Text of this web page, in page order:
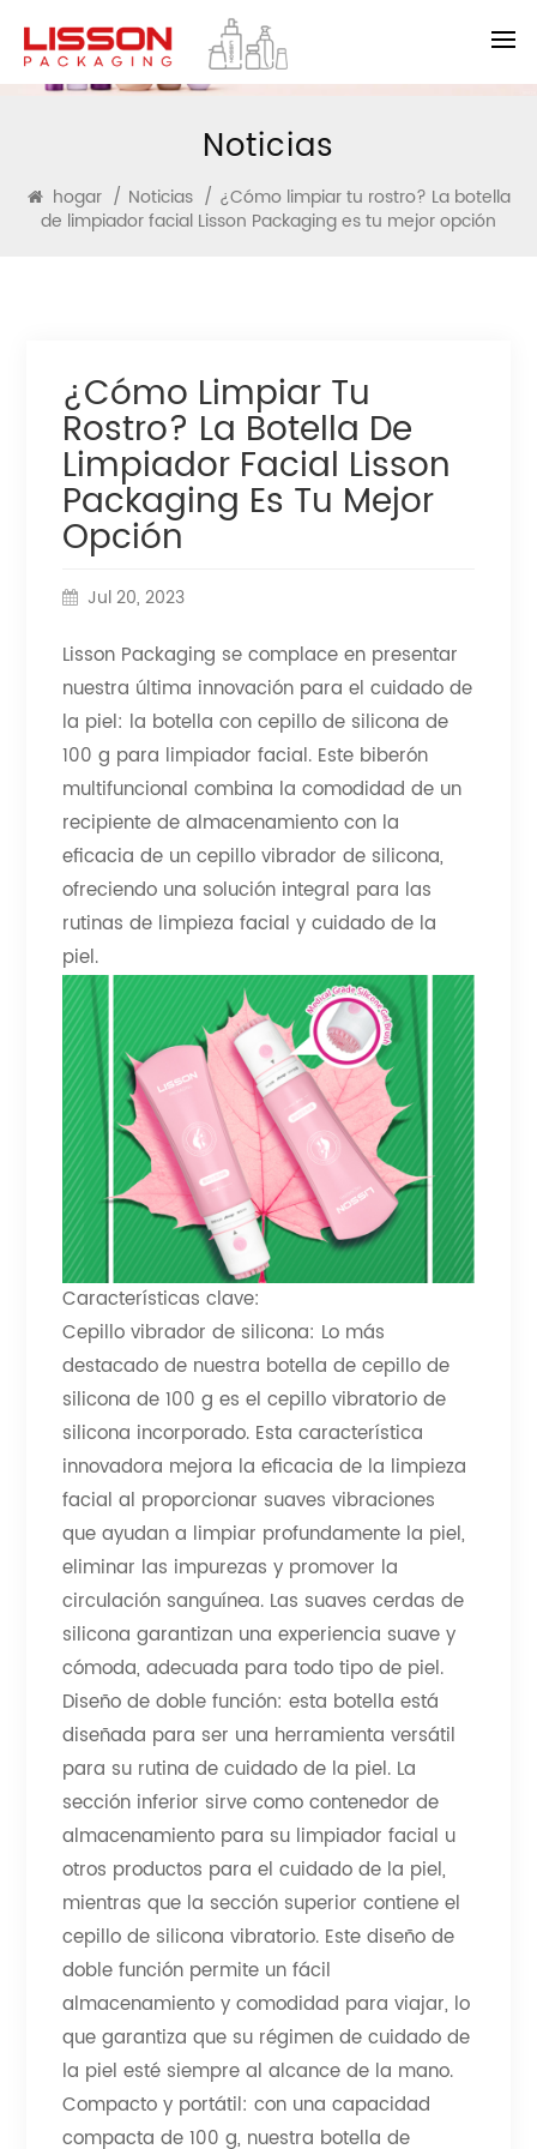
Noticias
hogar / Noticias / ¿Cómo limpiar tu rostro? La botella
de limpiador facial Lisson Packaging es tu mejor opción
¿Cómo Limpiar Tu
Rostro? La Botella De
Limpiador Facial Lisson
Packaging Es Tu Mejor
Opción
Jul 20, 2023
Lisson Packaging se complace en presentar
nuestra última innovación para el cuidado de
la piel: la botella con cepillo de silicona de
100 g para limpiador facial. Este biberón
multifuncional combina la comodidad de un
recipiente de almacenamiento con la
eficacia de un cepillo vibrador de silicona,
ofreciendo una solución integral para las
rutinas de limpieza facial y cuidado de la
piel.
Características clave:
Cepillo vibrador de silicona: Lo más
destacado de nuestra botella de cepillo de
silicona de 100 g es el cepillo vibratorio de
silicona incorporado. Esta característica
innovadora mejora la eficacia de la limpieza
facial al proporcionar suaves vibraciones
que ayudan a limpiar profundamente la piel,
eliminar las impurezas y promover la
circulación sanguínea. Las suaves cerdas de
silicona garantizan una experiencia suave y
cómoda, adecuada para todo tipo de piel.
Diseño de doble función: esta botella está
diseñada para ser una herramienta versátil
para su rutina de cuidado de la piel. La
sección inferior sirve como contenedor de
almacenamiento para su limpiador facial u
otros productos para el cuidado de la piel,
mientras que la sección superior contiene el
cepillo de silicona vibratorio. Este diseño de
doble función permite un fácil
almacenamiento y comodidad para viajar, lo
que garantiza que su régimen de cuidado de
la piel esté siempre al alcance de la mano.
Compacto y portátil: con una capacidad
compacta de 100 g, nuestra botella de